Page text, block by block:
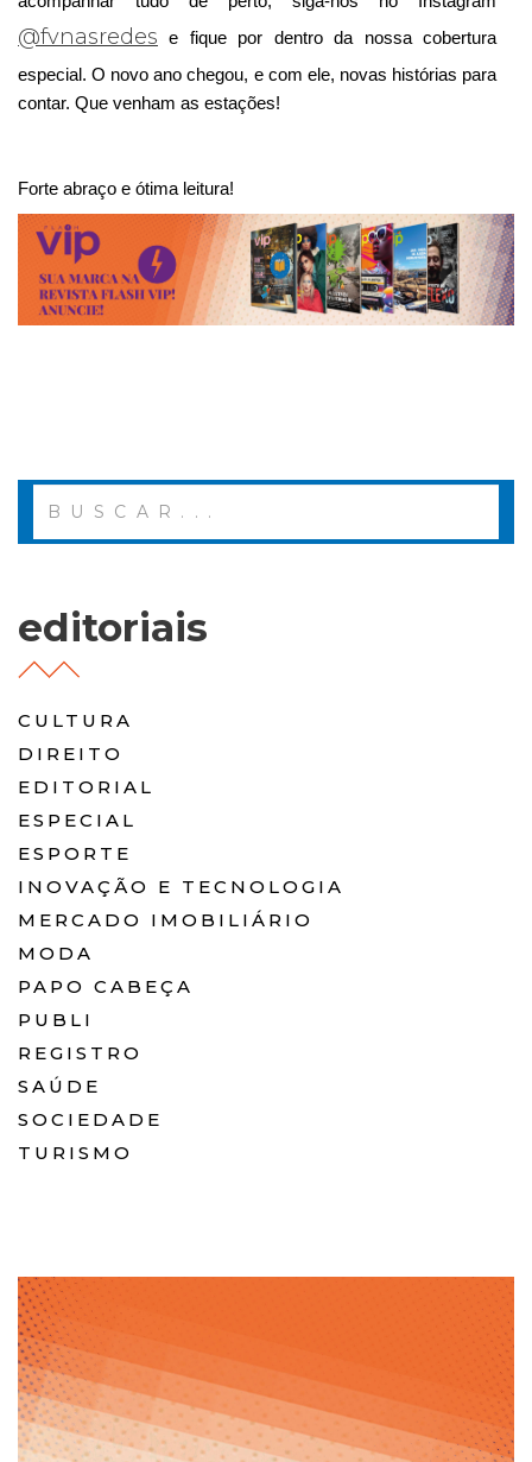
@fvnasredes e fique por dentro da nossa cobertura
especial. O novo ano chegou, e com ele, novas histórias para
contar. Que venham as estações!
Forte abraço e ótima leitura!
editoriais
CULTURA
DIREITO
EDITORIAL
ESPECIAL
ESPORTE
INOVAÇÃO E TECNOLOGIA
MERCADO IMOBILIÁRIO
MODA
PAPO CABEÇA
PUBLI
REGISTRO
SAÚDE
SOCIEDADE
TURISMO